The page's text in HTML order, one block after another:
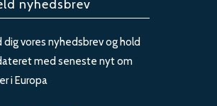
nyhedsbrev
dig vores nyhedsbrev og hold
med seneste nyt om
i Europa